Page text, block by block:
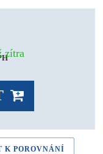
zítra
K POROVNÁNÍ